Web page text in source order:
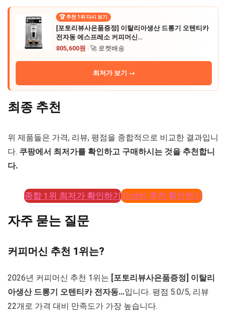
🏆 추천 1위 다시 보기
[포토리뷰사은품증정] 이탈리아생산 드롱기 오텐티카
전자동 에스프레소 커피머신…
805,600원 · 🚀 로켓배송
최저가 보기 →
최종 추천
위 제품들은 가격, 리뷰, 평점을 종합적으로 비교한 결과입니
다. 쿠팡에서 최저가를 확인하고 구매하시는 것을 추천합니
다.
종합 1위 최저가 확인하기가성비 추천 확인하기
자주 묻는 질문
커피머신 추천 1위는?
2026년 커피머신 추천 1위는 [포토리뷰사은품증정] 이탈리
아생산 드롱기 오텐티카 전자동…입니다. 평점 5.0/5, 리뷰
22개로 가격 대비 만족도가 가장 높습니다.